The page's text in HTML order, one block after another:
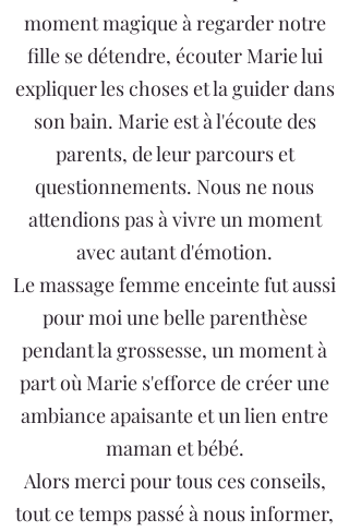
moment magique à regarder notre
fille se détendre, écouter Marie lui
expliquer les choses et la guider dans
son bain. Marie est à l'écoute des
parents, de leur parcours et
questionnements. Nous ne nous
attendions pas à vivre un moment
avec autant d'émotion.
Le massage femme enceinte fut aussi
pour moi une belle parenthèse
pendant la grossesse, un moment à
part où Marie s'efforce de créer une
ambiance apaisante et un lien entre
maman et bébé.
Alors merci pour tous ces conseils,
tout ce temps passé à nous informer,